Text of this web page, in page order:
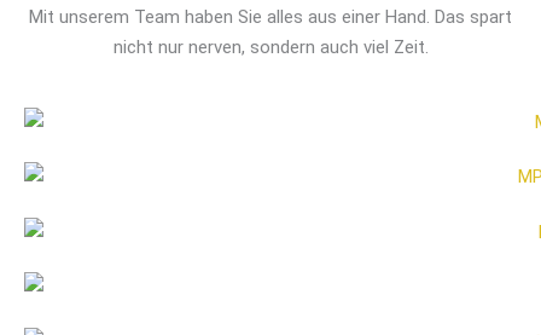
Mit unserem Team haben Sie alles aus einer Hand. Das spart
nicht nur nerven, sondern auch viel Zeit.